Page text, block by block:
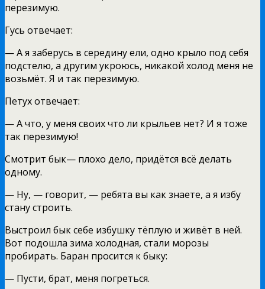
перезимую.
Гусь отвечает:
— А я заберусь в середину ели, одно крыло под себя
подстелю, а другим укроюсь, никакой холод меня не
возьмёт. Я и так перезимую.
Петух отвечает:
— А что, у меня своих что ли крыльев нет? И я тоже
так перезимую!
Смотрит бык— плохо дело, придётся всё делать
одному.
— Ну, — говорит, — ребята вы как знаете, а я избу
стану строить.
Выстроил бык себе избушку тёплую и живёт в ней.
Вот подошла зима холодная, стали морозы
пробирать. Баран просится к быку:
— Пусти, брат, меня погреться.